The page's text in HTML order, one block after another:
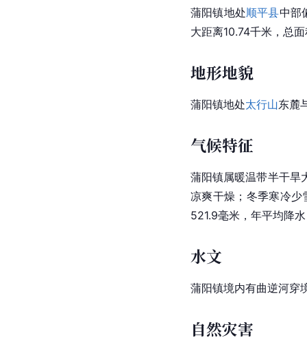
蒲阳镇地处顺平县中部
大距离10.74千米，总
地形地貌
蒲阳镇地处太行山东麓
气候特征
蒲阳镇属暖温带半干旱
凉爽干燥；冬季寒冷
521.9毫米，年平均降
水文
蒲阳镇境内有曲逆河穿
自然灾害